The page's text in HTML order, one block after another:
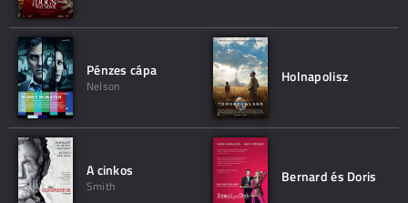
Pénzes cápa
Nelson
Holnapolisz
A cinkos
Smith
Bernard és Doris